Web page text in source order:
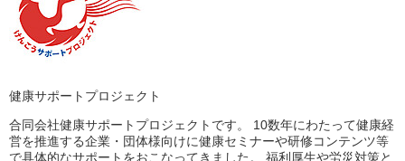
健康サポートプロジェクト
合同会社健康サポートプロジェクトです。 10数年にわたって健康経
営を推進する企業・団体様向けに健康セミナーや研修コンテンツ等
で具体的なサポートをおこなってきました。 福利厚生や労災対策と